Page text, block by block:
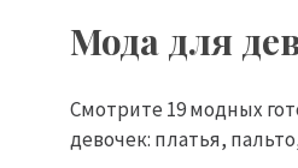
Мода для
Смотрите 19 модных
девочек: платья,